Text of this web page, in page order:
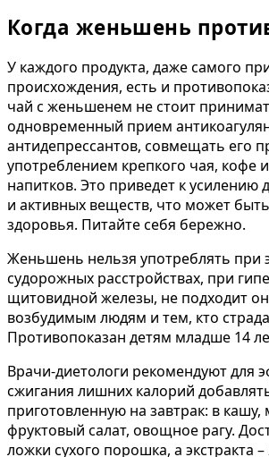
Когда женьшень
У каждого продукта, даже самого
происхождения, есть и
чай с женьшенем не стоит
одновременный прием
антидепрессантов, совмещать его
употреблением крепкого чая, кофе
напитков. Это приведет к усилению
и активных веществ, что может
здоровья. Питайте себя бережно.
Женьшень нельзя употреблять при
судорожных расстройствах, при
щитовидной железы, не подходит он
возбудимым людям и тем, кто
Противопоказан детям младше 14
Врачи-диетологи рекомендуют для
сжигания лишних калорий
приготовленную на завтрак: в кашу,
фруктовый салат, овощное рагу.
ложки сухого порошка, а экстракта –